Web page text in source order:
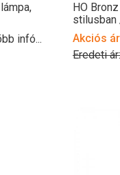
infó...
HO
stilusban
Akciós
Eredeti